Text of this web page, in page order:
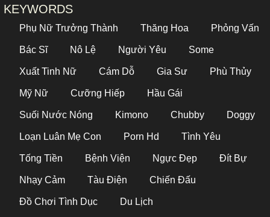
KEYWORDS
Phụ Nữ Trưởng Thành Thăng Hoa Phỏng Vấn
Bác Sĩ Nô Lệ Người Yêu Some
Xuất Tinh Nữ Cám Dỗ Gia Sư Phù Thủy
Mỹ Nữ Cưỡng Hiếp Hầu Gái
Suối Nước Nóng Kimono Chubby Doggy
Loạn Luân Mẹ Con Porn Hd Tình Yêu
Tống Tiền Bệnh Viện Ngực Đẹp Đít Bự
Nhạy Cảm Tàu Điện Chiến Đấu
Đồ Chơi Tình Dục Du Lịch